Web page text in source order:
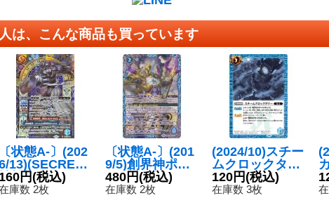
は、こんな商品も買っています
〔状態A-〕(202
13)(SECRET)
神槍槌ハンマー
ピア【R-SE
160円(税込)
庫数 2枚
〔状態A-〕(201
9/5)創界神ポセ
イドン(テキスト
欄BSロゴ/BS50
480円(税込)
在庫数 2枚
(2024/10)スチー
ムクロックタワ
ー(Xレア仕様/L
M2024収録)
120円(税込)
在庫数 3枚